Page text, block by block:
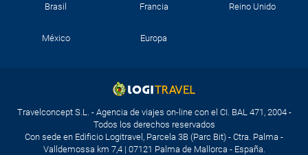
Brasil Francia Reino Unido
México Europa
Travelconcept S.L. - Agencia de viajes on-line con el CI. BAL 471, 2004 -
Todos los derechos reservados
Con sede en Edificio Logitravel, Parcela 3B (Parc Bit) - Ctra. Palma -
Valldemossa km 7,4 | 07121 Palma de Mallorca - España.